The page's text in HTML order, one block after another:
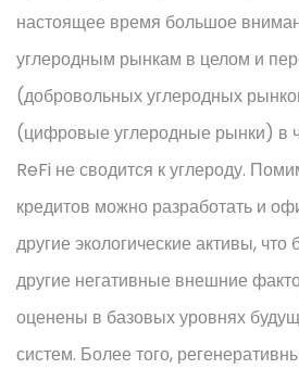
настоящее время большое
углеродным рынкам в целом и
(добровольных углеродных
(цифровые углеродные рынки) в
ReFi не сводится к углероду.
кредитов можно разработать и
другие экологические активы, что
другие негативные внешние
оценены в базовых уровнях
систем. Более того,